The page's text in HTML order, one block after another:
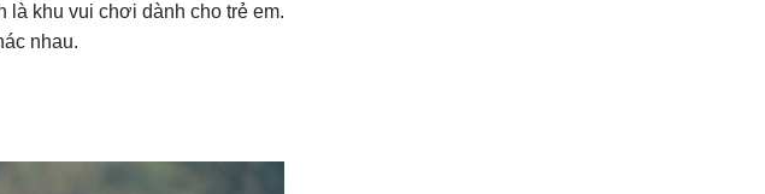
là khu vui chơi dành cho trẻ em.
nhau.